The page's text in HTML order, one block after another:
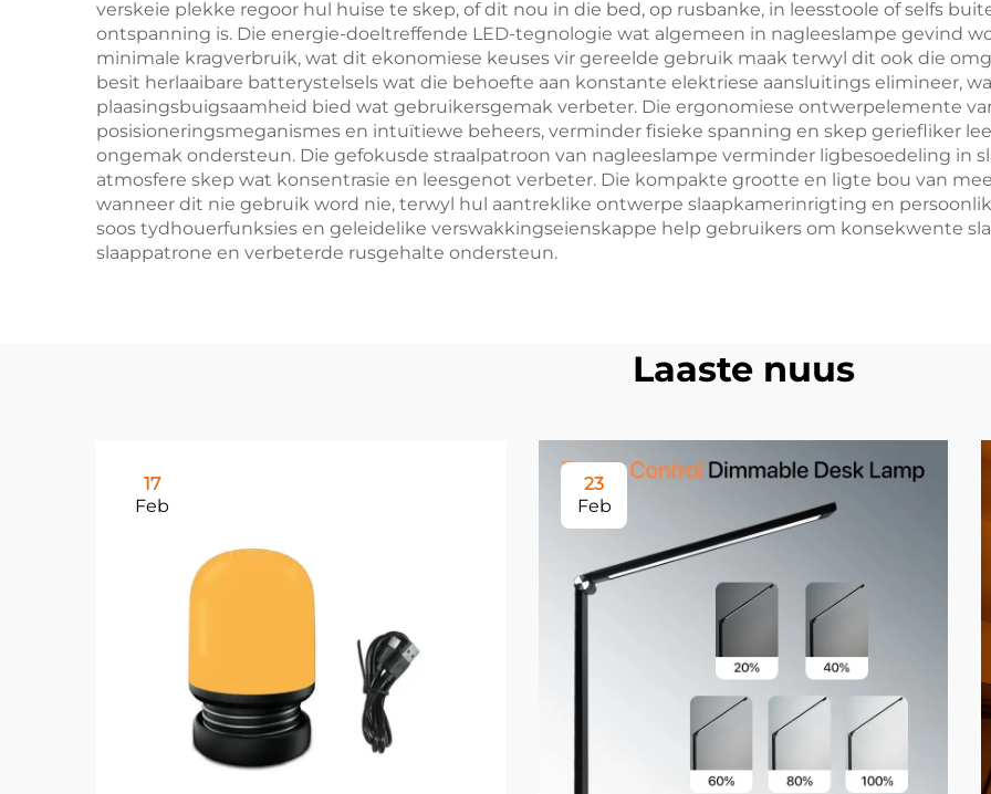
verskeie plekke regoor hul huise te skep, of dit nou in die bed, op rusbanke, in leesstoole of selfs
ontspanning is. Die energie-doeltreffende LED-tegnologie wat algemeen in nagleeslampe gevind
minimale kragverbruik, wat dit ekonomiese keuses vir gereelde gebruik maak terwyl dit ook die
besit herlaaibare batterystelsels wat die behoefte aan konstante elektriese aansluitings elimineer,
plaasingsbuigsaamheid bied wat gebruikersgemak verbeter. Die ergonomiese ontwerpelemente
posisioneringsmeganismes en intuïtiewe beheers, verminder fisieke spanning en skep geriefliker
ongemak ondersteun. Die gefokusde straalpatroon van nagleeslampe verminder ligbesoedeling in
atmosfere skep wat konsentrasie en leesgenot verbeter. Die kompakte grootte en ligte bou van
wanneer dit nie gebruik word nie, terwyl hul aantreklike ontwerpe slaapkamerinrigting en
soos tydhouerfunksies en geleidelike verswakkingseienskappe help gebruikers om konsekwente
slaappatrone en verbeterde rusgehalte ondersteun.
Laaste nuus
17
Feb
23
Feb